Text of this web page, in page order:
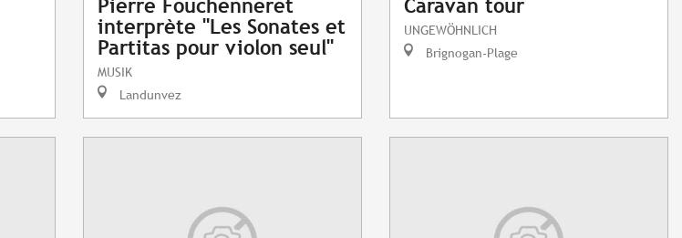
Pierre Fouchenneret
interprète "Les Sonates et
Partitas pour violon seul"
MUSIK
Landunvez
Caravan tour
UNGEWÖHNLICH
Brignogan-Plage